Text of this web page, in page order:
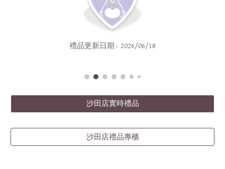
禮品更新日期 : 2026/06/18
沙田店實時禮品
沙田店禮品專櫃